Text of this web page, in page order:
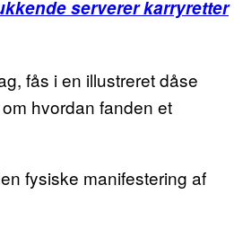
serverer karryretter
fås i en illustreret dåse
hvordan fanden et
fysiske manifestering af